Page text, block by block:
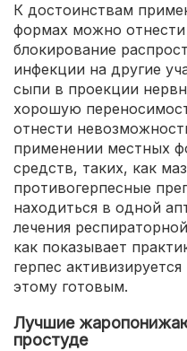
К достоинствам
формах можно
блокирование
инфекции на другие
сыпи в проекции
хорошую
отнести
применении местных
средств, таких, как
противогерпесные
находиться в одной
лечения
как показывает
герпес
этому готовым.
Лучшие
простуде